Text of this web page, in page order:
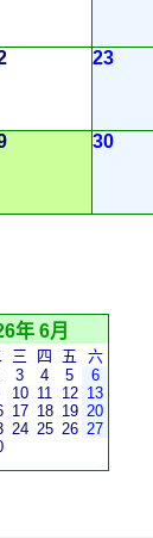
23
30
年 6月
三 四 五
六
3 4 5
6
10 11 12 13
17 18 19 20
24 25 26 27